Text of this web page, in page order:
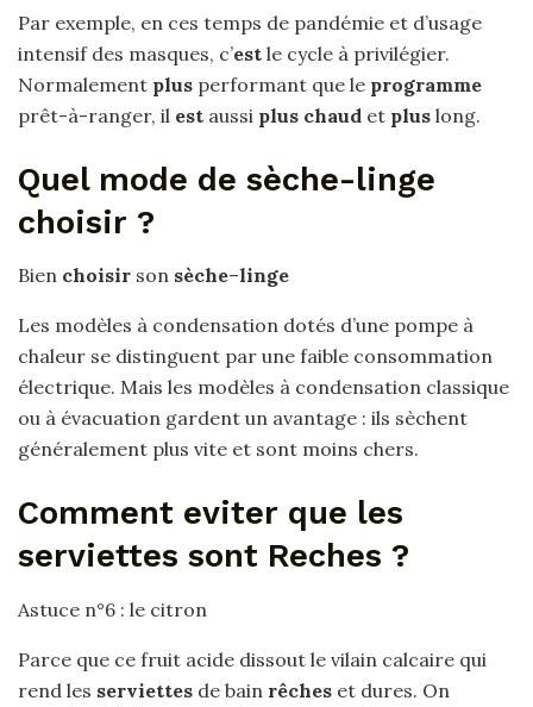
Par exemple, en ces temps de pandémie et d’usage
intensif des masques, c’est le cycle à privilégier.
Normalement plus performant que le programme
prêt-à-ranger, il est aussi plus chaud et plus long.
Quel mode de sèche-linge
choisir ?
Bien choisir son sèche–linge
Les modèles à condensation dotés d’une pompe à
chaleur se distinguent par une faible consommation
électrique. Mais les modèles à condensation classique
ou à évacuation gardent un avantage : ils sèchent
généralement plus vite et sont moins chers.
Comment eviter que les
serviettes sont Reches ?
Astuce n°6 : le citron
Parce que ce fruit acide dissout le vilain calcaire qui
rend les serviettes de bain rêches et dures. On